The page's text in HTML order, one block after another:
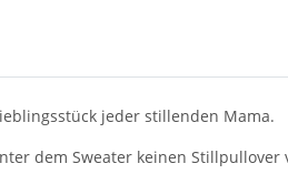
jeder stillenden Mama.
dem Sweater keinen Stillpullover